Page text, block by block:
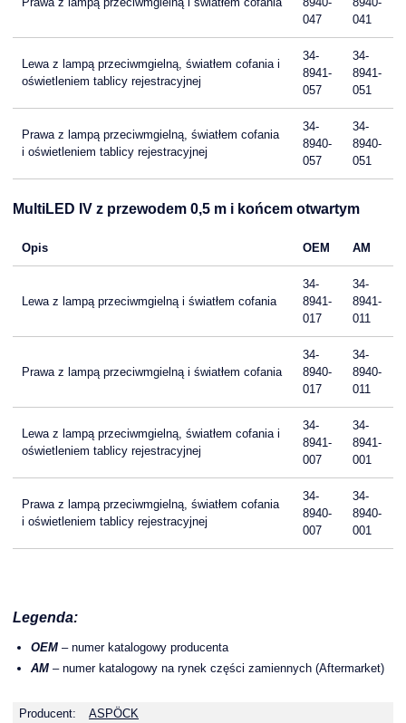
047
041
Lewa z lampą przeciwmgielną, światłem cofania i
oświetleniem tablicy rejestracyjnej
34-
8941-
057
34-
8941-
051
Prawa z lampą przeciwmgielną, światłem cofania
i oświetleniem tablicy rejestracyjnej
34-
8940-
057
34-
8940-
051
MultiLED IV z przewodem 0,5 m i końcem otwartym
Opis OEM AM
Lewa z lampą przeciwmgielną i światłem cofania
34-
8941-
017
34-
8941-
011
Prawa z lampą przeciwmgielną i światłem cofania
34-
8940-
017
34-
8940-
011
Lewa z lampą przeciwmgielną, światłem cofania i
oświetleniem tablicy rejestracyjnej
34-
8941-
007
34-
8941-
001
Prawa z lampą przeciwmgielną, światłem cofania
i oświetleniem tablicy rejestracyjnej
34-
8940-
007
34-
8940-
001
Legenda:
OEM – numer katalogowy producenta
AM – numer katalogowy na rynek części zamiennych (Aftermarket)
Producent:
ASPÖCK